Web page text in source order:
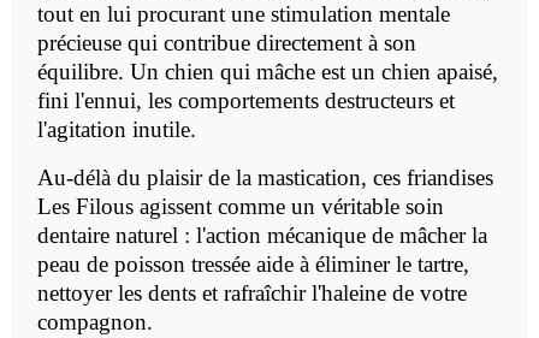
tout en lui procurant une stimulation mentale
précieuse qui contribue directement à son
équilibre. Un chien qui mâche est un chien apaisé,
fini l'ennui, les comportements destructeurs et
l'agitation inutile.
Au-délà du plaisir de la mastication, ces friandises
Les Filous agissent comme un véritable soin
dentaire naturel : l'action mécanique de mâcher la
peau de poisson tressée aide à éliminer le tartre,
nettoyer les dents et rafraîchir l'haleine de votre
compagnon.